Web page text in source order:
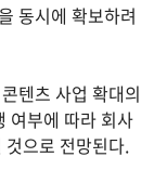
동시에 확보하려
텐츠 사업 확대의
여부에 따라 회사
으로 전망된다.